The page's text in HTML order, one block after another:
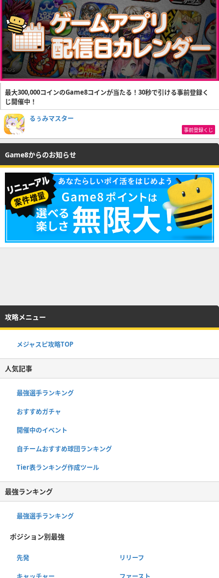
最大300,000コインのGame8コインが当たる！30秒で引ける事前登録く
じ開催中！
るぅみマスター
事前登録くじ
Game8からのお知らせ
攻略メニュー
メジャスピ攻略TOP
人気記事
最強選手ランキング
おすすめガチャ
開催中のイベント
自チームおすすめ球団ランキング
Tier表ランキング作成ツール
最強ランキング
最強選手ランキング
ポジション別最強
先発 リリーフ
キャッチャー ファースト